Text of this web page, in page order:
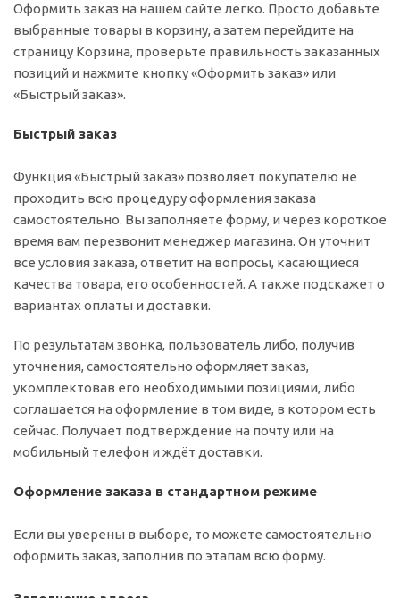
Оформить заказ на нашем сайте легко. Просто добавьте
выбранные товары в корзину, а затем перейдите на
страницу Корзина, проверьте правильность заказанных
позиций и нажмите кнопку «Оформить заказ» или
«Быстрый заказ».
Быстрый заказ
Функция «Быстрый заказ» позволяет покупателю не
проходить всю процедуру оформления заказа
самостоятельно. Вы заполняете форму, и через короткое
время вам перезвонит менеджер магазина. Он уточнит
все условия заказа, ответит на вопросы, касающиеся
качества товара, его особенностей. А также подскажет о
вариантах оплаты и доставки.
По результатам звонка, пользователь либо, получив
уточнения, самостоятельно оформляет заказ,
укомплектовав его необходимыми позициями, либо
соглашается на оформление в том виде, в котором есть
сейчас. Получает подтверждение на почту или на
мобильный телефон и ждёт доставки.
Оформление заказа в стандартном режиме
Если вы уверены в выборе, то можете самостоятельно
оформить заказ, заполнив по этапам всю форму.